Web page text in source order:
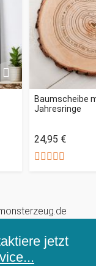
Baumscheibe
Jahresringe
24,95 €
jetzt